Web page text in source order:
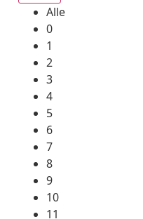
Alle
0
1
2
3
4
5
6
7
8
9
10
11